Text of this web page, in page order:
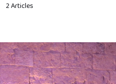
2 Articles